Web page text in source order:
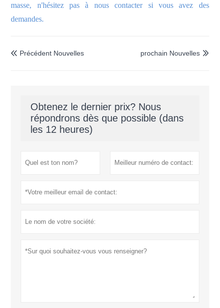
masse, n'hésitez pas à nous contacter si vous avez des
demandes.
 Précédent Nouvelles 
prochain Nouvelles
Obtenez le dernier prix? Nous
répondrons dès que possible (dans
les 12 heures)